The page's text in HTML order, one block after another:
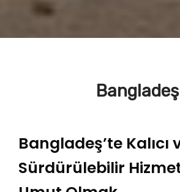
Bangladeş
Bangladeş’te Kalıcı
Sürdürülebilir